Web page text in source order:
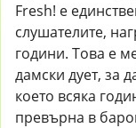
Fresh! е
слушателите,
години. Това е
дамски дует, за
което всяка
превърна в